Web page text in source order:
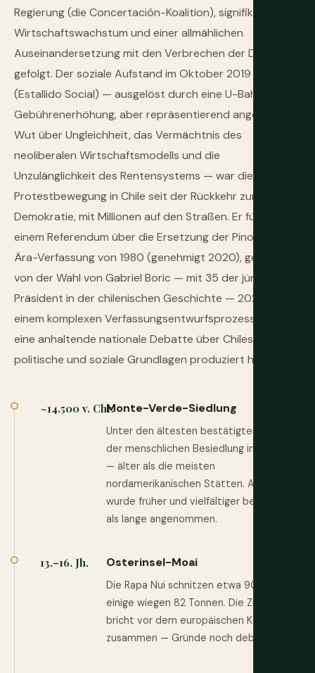
Regierung (die Concertación-Koalition), signifikantem
Wirtschaftswachstum und einer allmählichen
Auseinandersetzung mit den Verbrechen der Diktatur
gefolgt. Der soziale Aufstand im Oktober 2019
(Estallido Social) — ausgelöst durch eine U-Bahn-
Gebührenerhöhung, aber repräsentierend angestaute
Wut über Ungleichheit, das Vermächtnis des
neoliberalen Wirtschaftsmodells und die
Unzulänglichkeit des Rentensystems — war die größte
Protestbewegung in Chile seit der Rückkehr zur
Demokratie, mit Millionen auf den Straßen. Er führte zu
einem Referendum über die Ersetzung der Pinochet-
Ära-Verfassung von 1980 (genehmigt 2020), gefolgt
von der Wahl von Gabriel Boric — mit 35 der jüngste
Präsident in der chilenischen Geschichte — 2021 und
einem komplexen Verfassungsentwurfsprozess, der
eine anhaltende nationale Debatte über Chiles
politische und soziale Grundlagen produziert hat.
~14.500 v. Chr.Monte-Verde-Siedlung
Unter den ältesten bestätigten Stätten
der menschlichen Besiedlung in Amerika
— älter als die meisten
nordamerikanischen Stätten. Amerika
wurde früher und vielfältiger besiedelt
als lange angenommen.
13.–16. Jh. Osterinsel-Moai
Die Rapa Nui schnitzen etwa 900 Moai,
einige wiegen 82 Tonnen. Die Zivilisation
bricht vor dem europäischen Kontakt
zusammen — Gründe noch debattiert.